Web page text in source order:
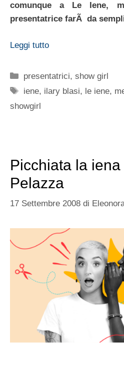
comunque a Le Iene,
presentatrice farÃ da
Leggi tutto
Categorie
presentatrici,show girl
Tag
iene, ilary blasi, le iene,
showgirl
Picchiata la iena
Pelazza
17 Settembre 2008 di